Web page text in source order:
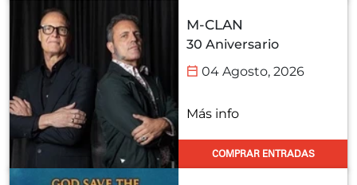
M-CLAN
30 Aniversario
04 Agosto, 2026
Más info
COMPRAR ENTRADAS